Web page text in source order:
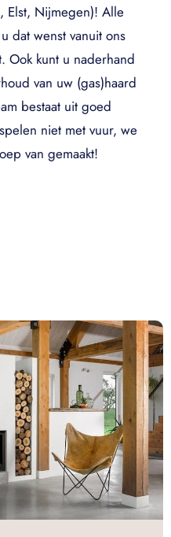
Elst, Nijmegen)! Alle
dat wenst vanuit ons
Ook kunt u naderhand
van uw (gas)haard
bestaat uit goed
niet met vuur, we
van gemaakt!